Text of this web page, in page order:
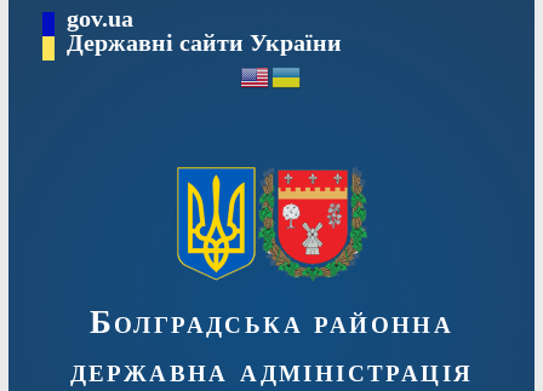
Перейтиgov.ua
Державні сайти України
Болградська районна
державна адміністрація